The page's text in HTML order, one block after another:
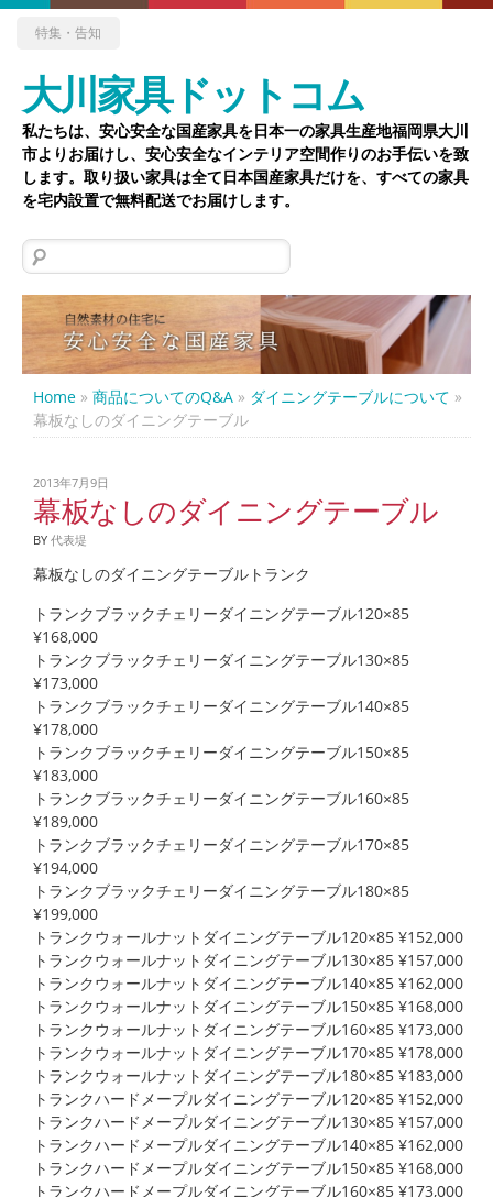
特集・告知
大川家具ドットコム
私たちは、安心安全な国産家具を日本一の家具生産地福岡県大川
市よりお届けし、安心安全なインテリア空間作りのお手伝いを致
します。取り扱い家具は全て日本国産家具だけを、すべての家具
を宅内設置で無料配送でお届けします。
検
索:
Home » 商品についてのQ&A » ダイニングテーブルについて »
幕板なしのダイニングテーブル
2013年7月9日
幕板なしのダイニングテーブル
BY 代表堤
幕板なしのダイニングテーブルトランク
トランクブラックチェリーダイニングテーブル120×85
¥168,000
トランクブラックチェリーダイニングテーブル130×85
¥173,000
トランクブラックチェリーダイニングテーブル140×85
¥178,000
トランクブラックチェリーダイニングテーブル150×85
¥183,000
トランクブラックチェリーダイニングテーブル160×85
¥189,000
トランクブラックチェリーダイニングテーブル170×85
¥194,000
トランクブラックチェリーダイニングテーブル180×85
¥199,000
トランクウォールナットダイニングテーブル120×85 ¥152,000
トランクウォールナットダイニングテーブル130×85 ¥157,000
トランクウォールナットダイニングテーブル140×85 ¥162,000
トランクウォールナットダイニングテーブル150×85 ¥168,000
トランクウォールナットダイニングテーブル160×85 ¥173,000
トランクウォールナットダイニングテーブル170×85 ¥178,000
トランクウォールナットダイニングテーブル180×85 ¥183,000
トランクハードメープルダイニングテーブル120×85 ¥152,000
トランクハードメープルダイニングテーブル130×85 ¥157,000
トランクハードメープルダイニングテーブル140×85 ¥162,000
トランクハードメープルダイニングテーブル150×85 ¥168,000
トランクハードメープルダイニングテーブル160×85 ¥173,000